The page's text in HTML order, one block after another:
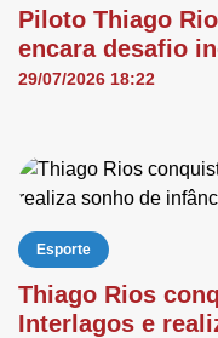
Piloto Thiago
encara desafio
29/07/2026 18:22
Esporte
Thiago Rios
Interlagos e